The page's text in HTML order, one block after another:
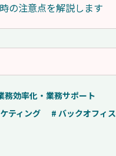
の注意点を解説します
務効率化・業務サポート
ティング
# バックオフィス